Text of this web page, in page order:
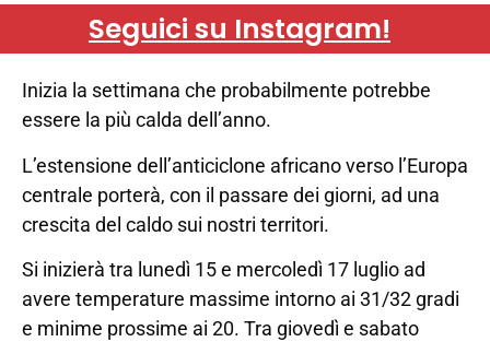
Seguici su Instagram!
Inizia la settimana che probabilmente potrebbe
essere la più calda dell’anno.
L’estensione dell’anticiclone africano verso l’Europa
centrale porterà, con il passare dei giorni, ad una
crescita del caldo sui nostri territori.
Si inizierà tra lunedì 15 e mercoledì 17 luglio ad
avere temperature massime intorno ai 31/32 gradi
e minime prossime ai 20. Tra giovedì e sabato